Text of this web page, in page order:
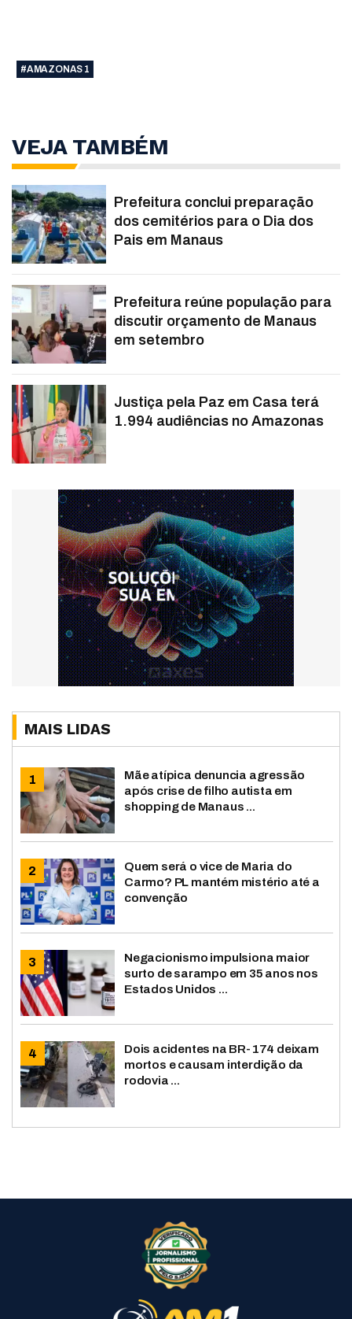
#AMAZONAS 1
VEJA TAMBÉM
Prefeitura conclui preparação
dos cemitérios para o Dia dos
Pais em Manaus
Prefeitura reúne população para
discutir orçamento de Manaus
em setembro
Justiça pela Paz em Casa terá
1.994 audiências no Amazonas
MAIS LIDAS
Mãe atípica denuncia agressão
após crise de filho autista em
shopping de Manaus ...
Quem será o vice de Maria do
Carmo? PL mantém mistério até a
convenção
Negacionismo impulsiona maior
surto de sarampo em 35 anos nos
Estados Unidos ...
Dois acidentes na BR-174 deixam
mortos e causam interdição da
rodovia ...